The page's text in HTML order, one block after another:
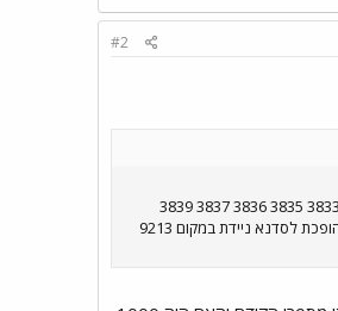
#2
ואלה מספרי האוטובוסים 3366 214 3174 299 9258 9331 767 778 0157 6276 3816 3818 3821 3722 3769 3823 3825 3827 3828 3829 3831 3832 3833 3835 3836 3837 3839
3842 3844 3845 3846 3847 3850 3852 3851 3854 3860 3878 6120 6153 כמו כו 3881 מושבתת לנסיעה בקוי השרות ולמעשה מהתאריך של היום היא הופכת לסדנא ניידת במקום 9213